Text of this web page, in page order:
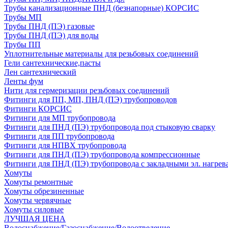
Трубы канализационные ПНД (безнапорные) КОРСИС
Трубы МП
Трубы ПНД (ПЭ) газовые
Трубы ПНД (ПЭ) для воды
Трубы ПП
Уплотнительные материалы для резьбовых соединений
Гели сантехнические,пасты
Лен сантехнический
Ленты фум
Нити для гермеризации резьбовых соединений
Фитинги для ПП, МП, ПНД (ПЭ) трубопроводов
Фитинги КОРСИС
Фитинги для МП трубопровода
Фитинги для ПНД (ПЭ) трубопровода под стыковую сварку
Фитинги для ПП трубопровода
Фитинги для НПВХ трубопровода
Фитинги для ПНД (ПЭ) трубопровода компрессионные
Фитинги для ПНД (ПЭ) трубопровода с закладными эл.
Хомуты
Хомуты ремонтные
Хомуты обрезиненные
Хомуты червячные
Хомуты силовые
ЛУЧШАЯ ЦЕНА